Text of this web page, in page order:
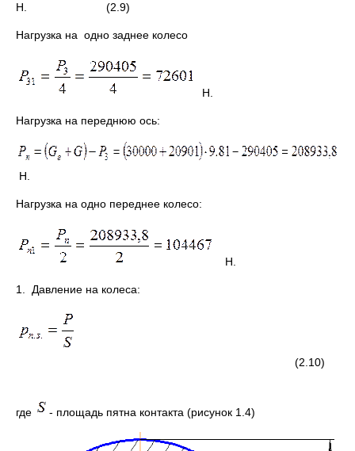
Н. (2.9)
Нагрузка на одно заднее колесо
Н.
Нагрузка на переднюю ось:
Н.
Нагрузка на одно переднее колесо:
Н.
1. Давление на колеса:
где - площадь пятна контакта (рисунок 1.4)